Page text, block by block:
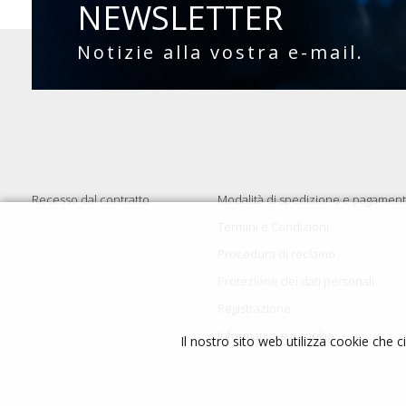
NEWSLETTER
Notizie alla vostra e-mail.
Recesso dal contratto
Modalità di spedizione e
Informativa sui cookie
Il nostro sito web utilizza cookie che